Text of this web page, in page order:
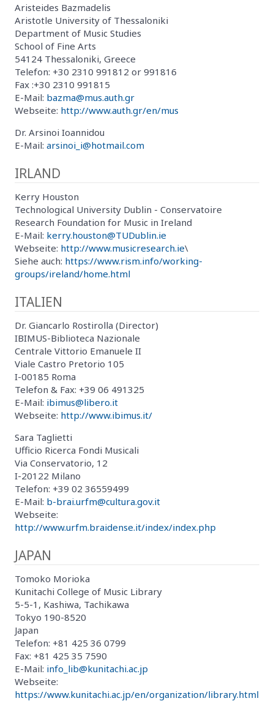
Aristeides Bazmadelis
Aristotle University of Thessaloniki
Department of Music Studies
School of Fine Arts
54124 Thessaloniki, Greece
Telefon: +30 2310 991812 or 991816
Fax :+30 2310 991815
E-Mail: bazma@mus.auth.gr
Webseite: http://www.auth.gr/en/mus
Dr. Arsinoi Ioannidou
E-Mail: arsinoi_i@hotmail.com
IRLAND
Kerry Houston
Technological University Dublin - Conservatoire
Research Foundation for Music in Ireland
E-Mail: kerry.houston@TUDublin.ie
Webseite: http://www.musicresearch.ie\
Siehe auch: https://www.rism.info/working-
groups/ireland/home.html
ITALIEN
Dr. Giancarlo Rostirolla (Director)
IBIMUS-Biblioteca Nazionale
Centrale Vittorio Emanuele II
Viale Castro Pretorio 105
I-00185 Roma
Telefon & Fax: +39 06 491325
E-Mail: ibimus@libero.it
Webseite: http://www.ibimus.it/
Sara Taglietti
Ufficio Ricerca Fondi Musicali
Via Conservatorio, 12
I-20122 Milano
Telefon: +39 02 36559499
E-Mail: b-brai.urfm@cultura.gov.it
Webseite:
http://www.urfm.braidense.it/index/index.php
JAPAN
Tomoko Morioka
Kunitachi College of Music Library
5-5-1, Kashiwa, Tachikawa
Tokyo 190-8520
Japan
Telefon: +81 425 36 0799
Fax: +81 425 35 7590
E-Mail: info_lib@kunitachi.ac.jp
Webseite:
https://www.kunitachi.ac.jp/en/organization/library.html